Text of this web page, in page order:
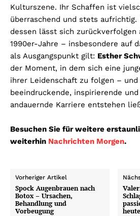
Kulturszene. Ihr Schaffen ist
überraschend und stets aufrichtig.
dessen lässt sich zurückverfolgen
1990er-Jahre – insbesondere auf
als Ausgangspunkt gilt: Esther
der Moment, in dem sich eine
ihrer Leidenschaft zu folgen – und
beeindruckende, inspirierende
andauernde Karriere entstehen
Besuchen Sie für weitere
weiterhin Nachrichten Morgen.
Vorheriger Artikel
Spock Augenbrauen nach
Botox – Ursachen,
Behandlung und
Vorbeugung